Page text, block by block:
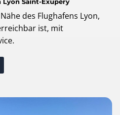
Lyon Saint-Exupéry
des Flughafens Lyon,
ist, mit